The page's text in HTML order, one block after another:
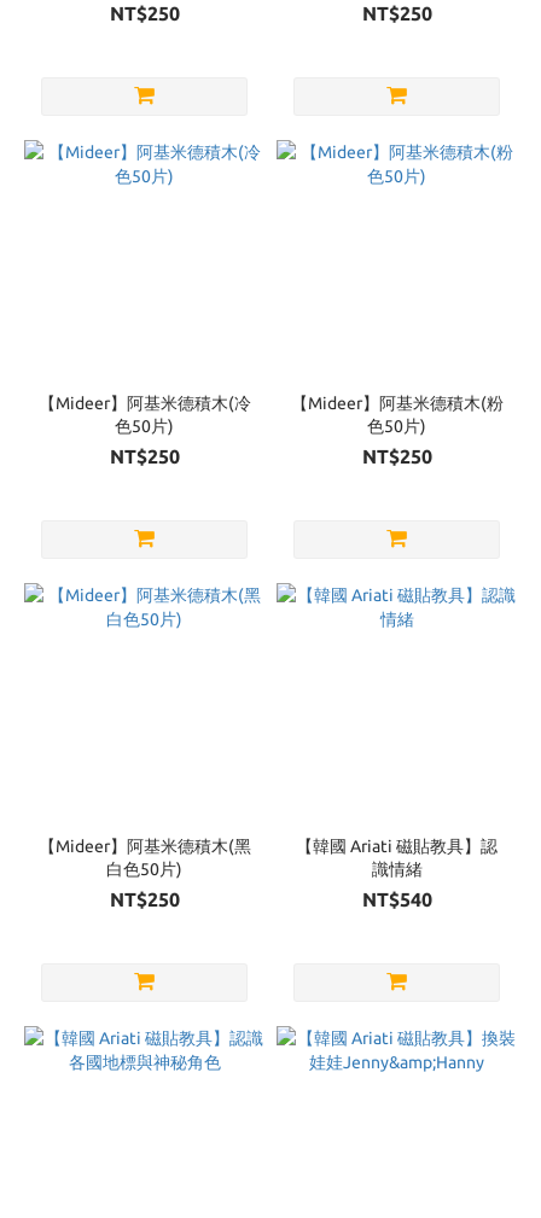
NT$250 NT$250
【Mideer】阿基米德積木(冷
色50片)
NT$250
【Mideer】阿基米德積木(粉
色50片)
NT$250
【Mideer】阿基米德積木(黑
白色50片)
NT$250
【韓國 Ariati 磁貼教具】認
識情緒
NT$540